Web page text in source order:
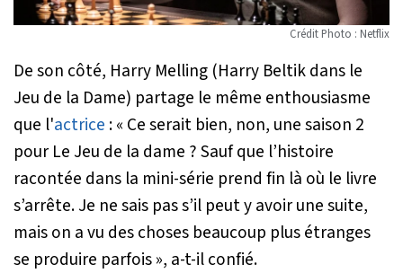
Crédit Photo : Netflix
De son côté, Harry Melling (Harry Beltik dans le
Jeu de la Dame) partage le même enthousiasme
que l'actrice :« Ce serait bien, non, une saison 2
pour Le Jeu de la dame ? Sauf que l’histoire
racontée dans la mini-série prend fin là où le livre
s’arrête. Je ne sais pas s’il peut y avoir une suite,
mais on a vu des choses beaucoup plus étranges
se produire parfois », a-t-il confié.